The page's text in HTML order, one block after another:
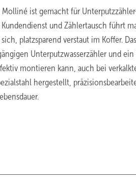
Molliné ist gemacht für
und Zählertausch führt
platzsparend verstaut im Koffer.
Unterputzwasserzähler und ein
montieren kann, auch bei
hergestellt,